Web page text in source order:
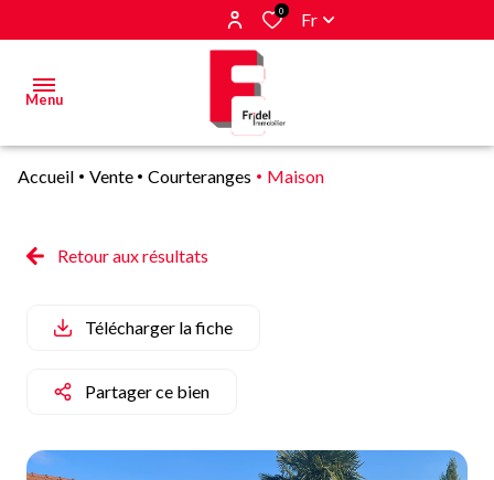
0 Fr
Menu
Estimer
vendus
E-mail
Accueil Vente Courteranges Maison
Retour aux résultats
Télécharger la fiche
Partager ce bien